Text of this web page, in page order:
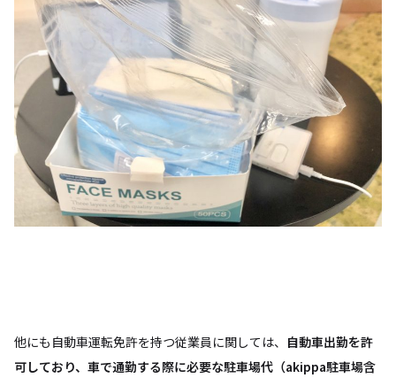
他にも自動車運転免許を持つ従業員に関しては、 自動車出勤を許
可しており、車で通勤する際に必要な駐車場代（akippa駐車場含